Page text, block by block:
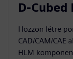
D-Cubed
Hozzon létre
CAD/CAM/CAE
HLM